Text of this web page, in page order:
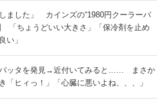
しました」 カインズの“1980円クーラーバ
「ちょうどいい大きさ」「保冷剤を止め
い」
バッタを発見→近付いてみると…… まさか
「ヒィっ！」「心臓に悪いよね、、、」